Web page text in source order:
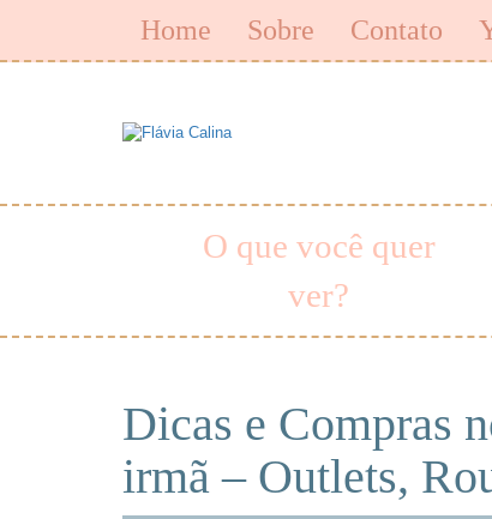
Home Sobre Contato
O que você quer
ver?
Dicas e Compras
irmã – Outlets,